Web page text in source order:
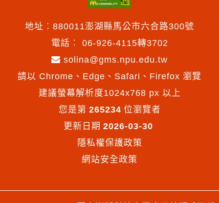
地址︰880011澎湖縣馬公市六合路300號
電話︰ 06-926-4115轉3702
solina@gms.npu.edu.tw
請以 Chrome、Edge、Safari、Firefox 瀏覽
建議螢幕解析度1024x768 px 以上
您是第 265234 位瀏覽者
更新日期 2026-03-30
隱私權保護政策
網站安全政策